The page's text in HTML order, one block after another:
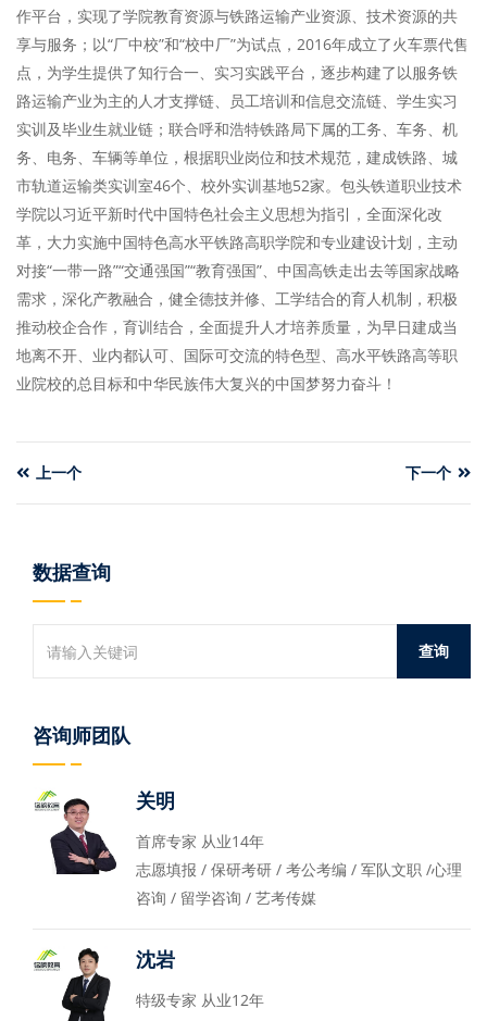
作平台，实现了学院教育资源与铁路运输产业资源、技术资源的共
享与服务；以“厂中校”和“校中厂”为试点，2016年成立了火车票代售
点，为学生提供了知行合一、实习实践平台，逐步构建了以服务铁
路运输产业为主的人才支撑链、员工培训和信息交流链、学生实习
实训及毕业生就业链；联合呼和浩特铁路局下属的工务、车务、机
务、电务、车辆等单位，根据职业岗位和技术规范，建成铁路、城
市轨道运输类实训室46个、校外实训基地52家。包头铁道职业技术
学院以习近平新时代中国特色社会主义思想为指引，全面深化改
革，大力实施中国特色高水平铁路高职学院和专业建设计划，主动
对接“一带一路”“交通强国”“教育强国”、中国高铁走出去等国家战略
需求，深化产教融合，健全德技并修、工学结合的育人机制，积极
推动校企合作，育训结合，全面提升人才培养质量，为早日建成当
地离不开、业内都认可、国际可交流的特色型、高水平铁路高等职
业院校的总目标和中华民族伟大复兴的中国梦努力奋斗！
上一个 下一个
数据查询
咨询师团队
关明
首席专家 从业14年
志愿填报 / 保研考研 / 考公考编 / 军队文职 /心理
咨询 / 留学咨询 / 艺考传媒
沈岩
特级专家 从业12年